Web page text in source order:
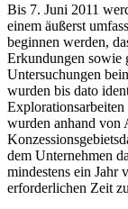
Bis 7. Juni 2011
einem äußerst
beginnen werden,
Erkundungen sowie
Untersuchungen
wurden bis dato
wurden anhand von
dem Unternehmen
mindestens ein Jahr
erforderlichen Zeit